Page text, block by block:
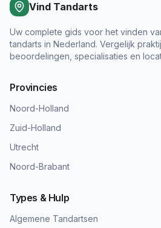
Vind Tandarts
Uw complete gids voor het vinden
tandarts in Nederland. Vergelijk
beoordelingen, specialisaties en
Provincies
Noord-Holland
Zuid-Holland
Utrecht
Noord-Brabant
Types & Hulp
Algemene Tandartsen